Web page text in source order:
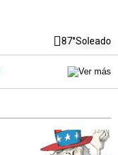
87°Soleado